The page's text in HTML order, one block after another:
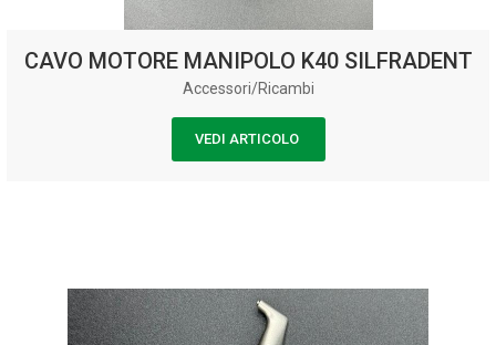
CAVO MOTORE MANIPOLO K40 SILFRADENT
Accessori/Ricambi
VEDI ARTICOLO